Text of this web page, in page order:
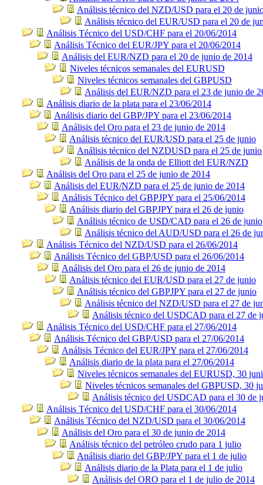
Análisis técnico del NZD/USD para el 20 de
Análisis técnico del EUR/USD para el 20 de
Análisis Técnico del USD/CHF para el 20/06/2014
Análisis Técnico del EUR/JPY para el 20/06/2014
Análisis del EUR/NZD para el 20 de junio de 2014
Niveles técnicos semanales del EURUSD
Niveles técnicos semanales del GBPUSD
Análisis del EUR/NZD para el 23 de junio de
Análisis diario de la plata para el 23/06/2014
Análisis diario del GBP/JPY para el 23/06/2014
Análisis del Oro para el 23 de junio de 2014
Análisis técnico del EUR/USD para el 25 de junio
Análisis técnico del NZDUSD para el 25 de junio
Análisis de la onda de Elliott del EUR/NZD
Análisis del Oro para el 25 de junio de 2014
Análisis del EUR/NZD para el 25 de junio de 2014
Análisis Técnico del GBPJPY para el 25/06/2014
Análisis diario del GBPJPY para el 26 de junio
Análisis técnico de USD/CAD para el 26 de junio
Análisis técnico del AUD/USD para el 26 de
Análisis Técnico del NZD/USD para el 26/06/2014
Análisis Técnico del GBP/USD para el 26/06/2014
Análisis del Oro para el 26 de junio de 2014
Análisis técnico del EUR/USD para el 27 de junio
Análisis técnico del GBPJPY para el 27 de junio
Análisis técnico del NZD/USD para el 27 de
Análisis técnico del USDCAD para el 27 de
Análisis Técnico del USD/CHF para el 27/06/2014
Análisis Técnico del GBP/USD para el 27/06/2014
Análisis Técnico del EUR/JPY para el 27/06/2014
Análisis diario de la plata para el 27/06/2014
Niveles técnicos semanales del EURUSD, 30
Niveles técnicos semanales del GBPUSD, 30
Análisis técnico del USDCAD para el 30 de
Análisis Técnico del USD/CHF para el 30/06/2014
Análisis Técnico del NZD/USD para el 30/06/2014
Análisis del Oro para el 30 de junio de 2014
Análisis técnico del petróleo crudo para 1 julio
Análisis diario del GBP/JPY para el 1 de julio
Análisis diario de la Plata para el 1 de julio
Análisis del ORO para el 1 de julio de 2014